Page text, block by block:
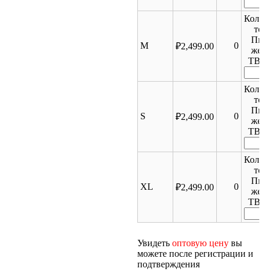
M ₽2,499.00 0
S ₽2,499.00 0
XL ₽2,499.00 0
Увидеть оптовую ценувы
можете после регистрации и
подтверждения